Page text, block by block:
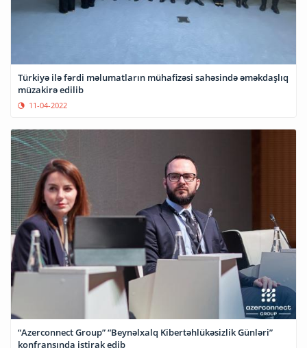
Türkiyə ilə fərdi məlumatların mühafizəsi sahəsində əməkdaşlıq
müzakirə edilib
11-04-2022
“Azerconnect Group” “Beynəlxalq Kibertəhlükəsizlik Günləri”
konfransında iştirak edib